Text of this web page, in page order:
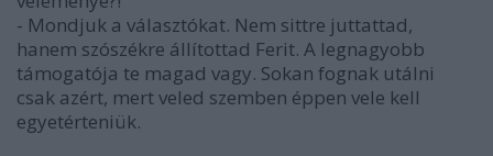
- Mondjuk a választókat. Nem sittre juttattad,
hanem szószékre állítottad Ferit. A legnagyobb
támogatója te magad vagy. Sokan fognak utálni
csak azért, mert veled szemben éppen vele kell
egyetérteniük.